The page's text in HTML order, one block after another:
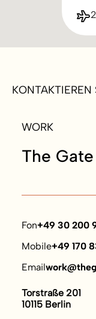
KONTAKTIEREN
WORK
The
Fon+49 30 200
Mobile+49 170
Email
Torstraße 201
10115 Berlin